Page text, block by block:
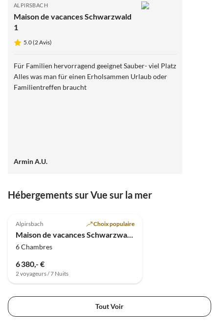
ALPIRSBACH
Maison de vacances Schwarzwald
1
5.0 (2 Avis)
Für Familien hervorragend geeignet Sauber- viel Platz
Alles was man für einen Erholsammen Urlaub oder
Familientreffen braucht
Armin A.U.
Hébergements sur Vue sur la mer
Alpirsbach Choix populaire
Maison de vacances Schwarzwald 1
6 Chambres
6 380,- €
2 voyageurs / 7 Nuits
Tout Voir